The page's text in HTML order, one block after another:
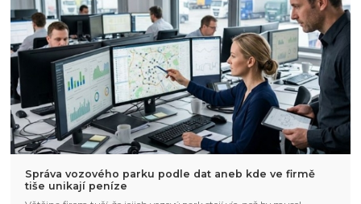
Správa vozového parku podle dat aneb kde ve firmě
tiše unikají peníze